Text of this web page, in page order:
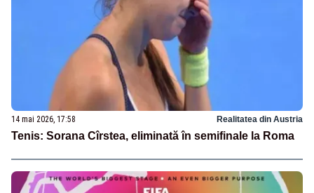
14 mai 2026, 17:58 Realitatea din Austria
Tenis: Sorana Cîrstea, eliminată în semifinale la Roma